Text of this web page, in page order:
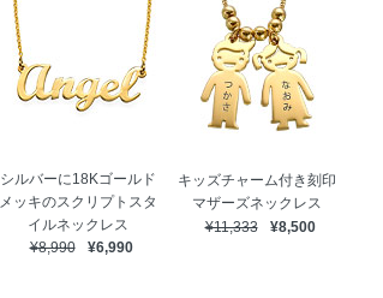
シルバーに18Kゴールド
メッキのスクリプトスタ
イルネックレス
¥8,990
¥6,990
キッズチャーム付き刻印
マザーズネックレス
¥11,333
¥8,500